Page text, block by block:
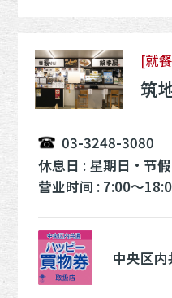
[就
筑
03-3248-3080
休息日 : 星期日・节
营业时间 : 7:00～
中央区